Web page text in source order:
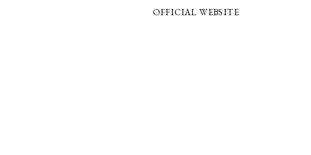
OFFICIAL WEBSITE